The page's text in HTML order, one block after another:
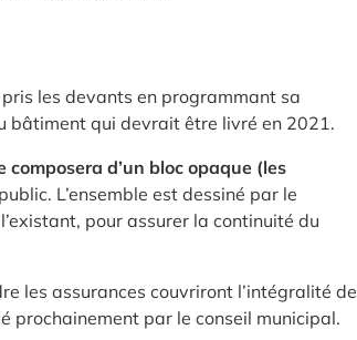
les devants en programmant sa
bâtiment qui devrait être livré en 2021.
d’un bloc opaque (les
L’ensemble est dessiné par le
pour assurer la continuité du
les assurances couvriront l’intégralité de
prochainement par le conseil municipal.